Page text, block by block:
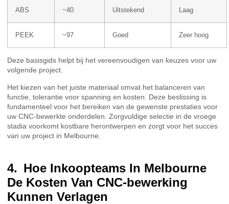
ABS ~40 Uitstekend Laag
PEEK ~97 Goed Zeer hoog
Deze basisgids helpt bij het vereenvoudigen van keuzes voor uw
volgende project.
Het kiezen van het juiste materiaal omvat het balanceren van
functie, tolerantie voor spanning en kosten. Deze beslissing is
fundamenteel voor het bereiken van de gewenste prestaties voor
uw CNC-bewerkte onderdelen. Zorgvuldige selectie in de vroege
stadia voorkomt kostbare herontwerpen en zorgt voor het succes
van uw project in Melbourne.
Hoe Inkoopteams In Melbourne
De Kosten Van CNC-bewerking
Kunnen Verlagen